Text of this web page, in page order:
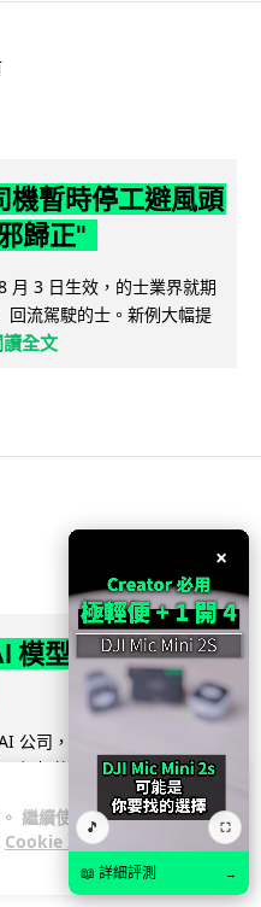
繼續使用
Cookie 政
機暫時停工避風頭
歸正"
月 3 日生效，的士業界就期
回流駕駛的士。新例大幅提
讀全文
模型 業界質疑安
公司，中國開發的開放權重
框架的測試範圍。美國業界
×
🎵 ⛶
📖 詳細評測 →